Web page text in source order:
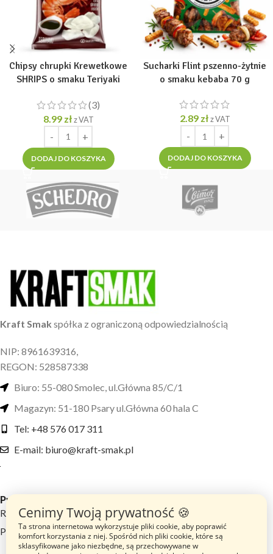
Chipsy chrupki Krewetkowe
SHRIPS o smaku Teriyaki
(3)
8.99 zł z VAT
DODAJ DO KOSZYKA
Sucharki Flint pszenno-żytnie
o smaku kebaba 70 g
2.89 zł z VAT
DODAJ DO KOSZYKA
Kraft Smak spółka z ograniczoną odpowiedzialnością
NIP: 8961639316,
REGON: 528587338
Biuro: 55-080 Smolec, ul.Główna 85/C/1
Magazyn: 51-180 Psary ul.Główna 60 hala C
Tel: +48 576 017 311
E-mail: biuro@kraft-smak.pl
Przydatne linki
Regulamin sklepu
Polityka prywatności
Cenimy Twoją prywatność 🍪
Ta strona internetowa wykorzystuje pliki cookie, aby poprawić
komfort korzystania z niej. Spośród nich pliki cookie, które są
sklasyfikowane jako niezbędne, są przechowywane w